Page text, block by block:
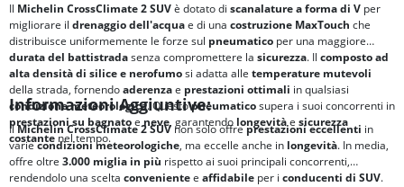
Il Michelin CrossClimate 2 SUVè dotato di scanalature a forma di V per
migliorare il drenaggio dell'acquae di una costruzione MaxTouch che
distribuisce uniformemente le forze sul pneumatico per una maggiore
durata del battistradasenza compromettere la sicurezza. Il composto ad
alta densità di silice e nerofumosi adatta alle temperature mutevoli
della strada, fornendoaderenzae prestazioni ottimali in qualsiasi
condizione meteorologica. Questopneumaticosupera i suoi concorrenti in
prestazioni su bagnatoeneve, garantendo longevitàe sicurezza
costantenel tempo.
Informazioni Aggiuntive:
IlMichelin CrossClimate 2 SUV non solo offreprestazioni eccellenti in
variecondizioni meteorologiche, ma eccelle anche in longevità. In media,
offre oltre 3.000 miglia in più rispetto ai suoi principali concorrenti,
rendendolo una scelta convenientee affidabile per i conducenti di SUV.